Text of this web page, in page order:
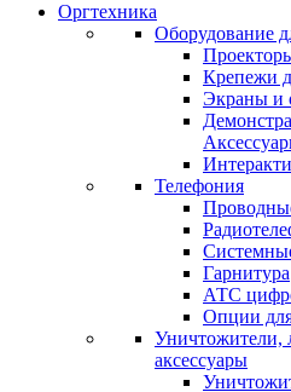
Оргтехника
Оборудование
Крепежи
Экраны и
Телефония
Гарнитура
АТС
Опции
Уничтожители,
аксессуары